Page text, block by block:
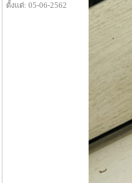
ตั้งแต่: 05-06-2562